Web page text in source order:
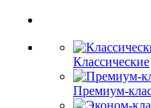
Классические
Премиум-